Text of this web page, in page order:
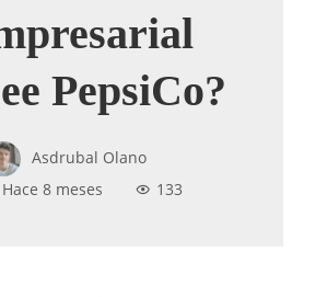
PepsiCo?
Asdrubal Olano
Hace 8 meses
133